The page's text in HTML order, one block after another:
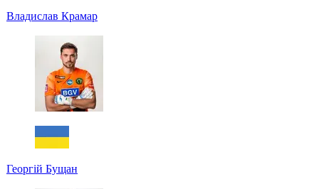
Владислав Крамар
Георгій Бущан